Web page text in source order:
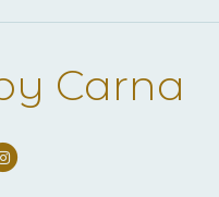
Carna
Instagram